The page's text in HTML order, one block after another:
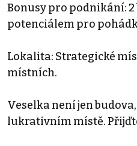
Bonusy pro podnikání:
potenciálem pro
Lokalita: Strategické
místních.
Veselka není jen
lukrativním místě.